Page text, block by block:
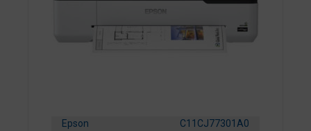
Epson C11CJ77301A0